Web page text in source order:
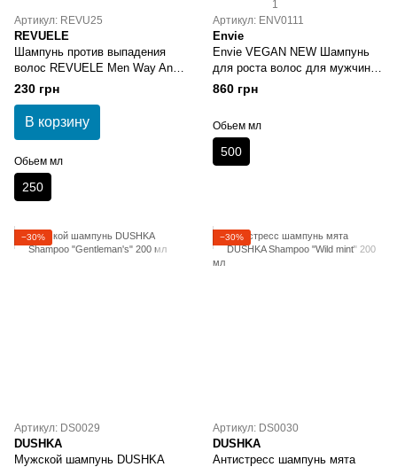
Артикул: REVU25
REVUELE
Шампунь против выпадения
волос REVUELE Men Way Anti
Hair Fall Shampoo
230 грн
В корзину
Обьем мл
250
1
Артикул: ENV0111
Envie
Envie VEGAN NEW Шампунь
для роста волос для мужчин
500 мл
860 грн
Обьем мл
500
−30%
Артикул: DS0029
DUSHKA
Мужской шампунь DUSHKA
−30%
Артикул: DS0030
DUSHKA
Антистресс шампунь мята